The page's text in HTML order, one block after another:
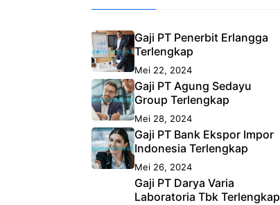
Gaji PT Penerbit Erlangga
Terlengkap
Mei 22, 2024
Gaji PT Agung Sedayu
Group Terlengkap
Mei 28, 2024
Gaji PT Bank Ekspor Impor
Indonesia Terlengkap
Mei 26, 2024
Gaji PT Darya Varia
Laboratoria Tbk Terlengkap